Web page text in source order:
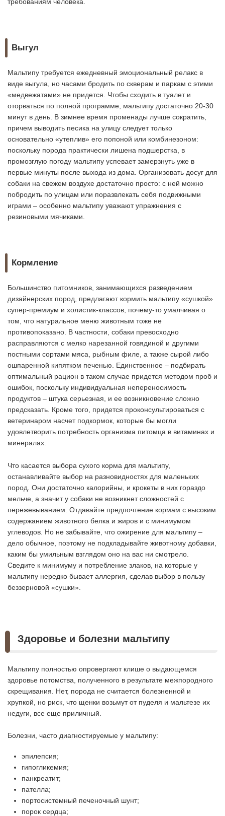
требованиям человека.
Выгул
Мальтипу требуется ежедневный эмоциональный релакс в
виде выгула, но часами бродить по скверам и паркам с этими
«медвежатами» не придется. Чтобы сходить в туалет и
оторваться по полной программе, мальтипу достаточно 20-30
минут в день. В зимнее время променады лучше сократить,
причем выводить песика на улицу следует только
основательно «утеплив» его попоной или комбинезоном:
поскольку порода практически лишена подшерстка, в
промозглую погоду мальтипу успевает замерзнуть уже в
первые минуты после выхода из дома. Организовать досуг для
собаки на свежем воздухе достаточно просто: с ней можно
побродить по улицам или поразвлекать себя подвижными
играми – особенно мальтипу уважают упражнения с
резиновыми мячиками.
Кормление
Большинство питомников, занимающихся разведением
дизайнерских пород, предлагают кормить мальтипу «сушкой»
супер-премиум и холистик-классов, почему-то умалчивая о
том, что натуральное меню животным тоже не
противопоказано. В частности, собаки превосходно
расправляются с мелко нарезанной говядиной и другими
постными сортами мяса, рыбным филе, а также сырой либо
ошпаренной кипятком печенью. Единственное – подбирать
оптимальный рацион в таком случае придется методом проб и
ошибок, поскольку индивидуальная непереносимость
продуктов – штука серьезная, и ее возникновение сложно
предсказать. Кроме того, придется проконсультироваться с
ветеринаром насчет подкормок, которые бы могли
удовлетворить потребность организма питомца в витаминах и
минералах.
Что касается выбора сухого корма для мальтипу,
останавливайте выбор на разновидностях для маленьких
пород. Они достаточно калорийны, и крокеты в них гораздо
мельче, а значит у собаки не возникнет сложностей с
пережевыванием. Отдавайте предпочтение кормам с высоким
содержанием животного белка и жиров и с минимумом
углеводов. Но не забывайте, что ожирение для мальтипу –
дело обычное, поэтому не подкладывайте животному добавки,
каким бы умильным взглядом оно на вас ни смотрело.
Сведите к минимуму и потребление злаков, на которые у
мальтипу нередко бывает аллергия, сделав выбор в пользу
беззерновой «сушки».
Здоровье и болезни мальтипу
Мальтипу полностью опровергают клише о выдающемся
здоровье потомства, полученного в результате межпородного
скрещивания. Нет, порода не считается болезненной и
хрупкой, но риск, что щенки возьмут от пуделя и мальтезе их
недуги, все еще приличный.
Болезни, часто диагностируемые у мальтипу:
эпилепсия;
гипогликемия;
панкреатит;
пателла;
портосистемный печеночный шунт;
порок сердца;